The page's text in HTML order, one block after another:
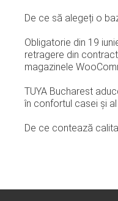
De ce să alegeți o
Obligatorie din 19
retragere din
magazinele
TUYA Bucharest
în confortul casei și al
De ce contează